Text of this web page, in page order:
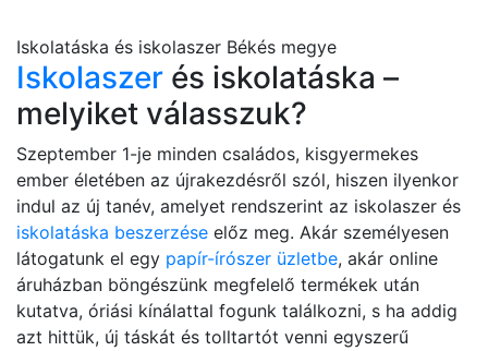
Iskolatáska és iskolaszer Békés megye
Iskolaszer és iskolatáska –
melyiket válasszuk?
Szeptember 1-je minden családos, kisgyermekes
ember életében az újrakezdésről szól, hiszen ilyenkor
indul az új tanév, amelyet rendszerint az iskolaszer és
iskolatáska beszerzése előz meg. Akár személyesen
látogatunk el egy papír-írószer üzletbe, akár online
áruházban böngészünk megfelelő termékek után
kutatva, óriási kínálattal fogunk találkozni, s ha addig
azt hittük, új táskát és tolltartót venni egyszerű